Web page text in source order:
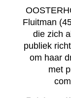
Fluitman
die zich
publiek
om haar
met